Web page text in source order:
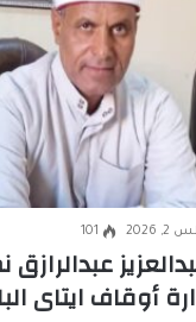
101
أوقاف ايتاى